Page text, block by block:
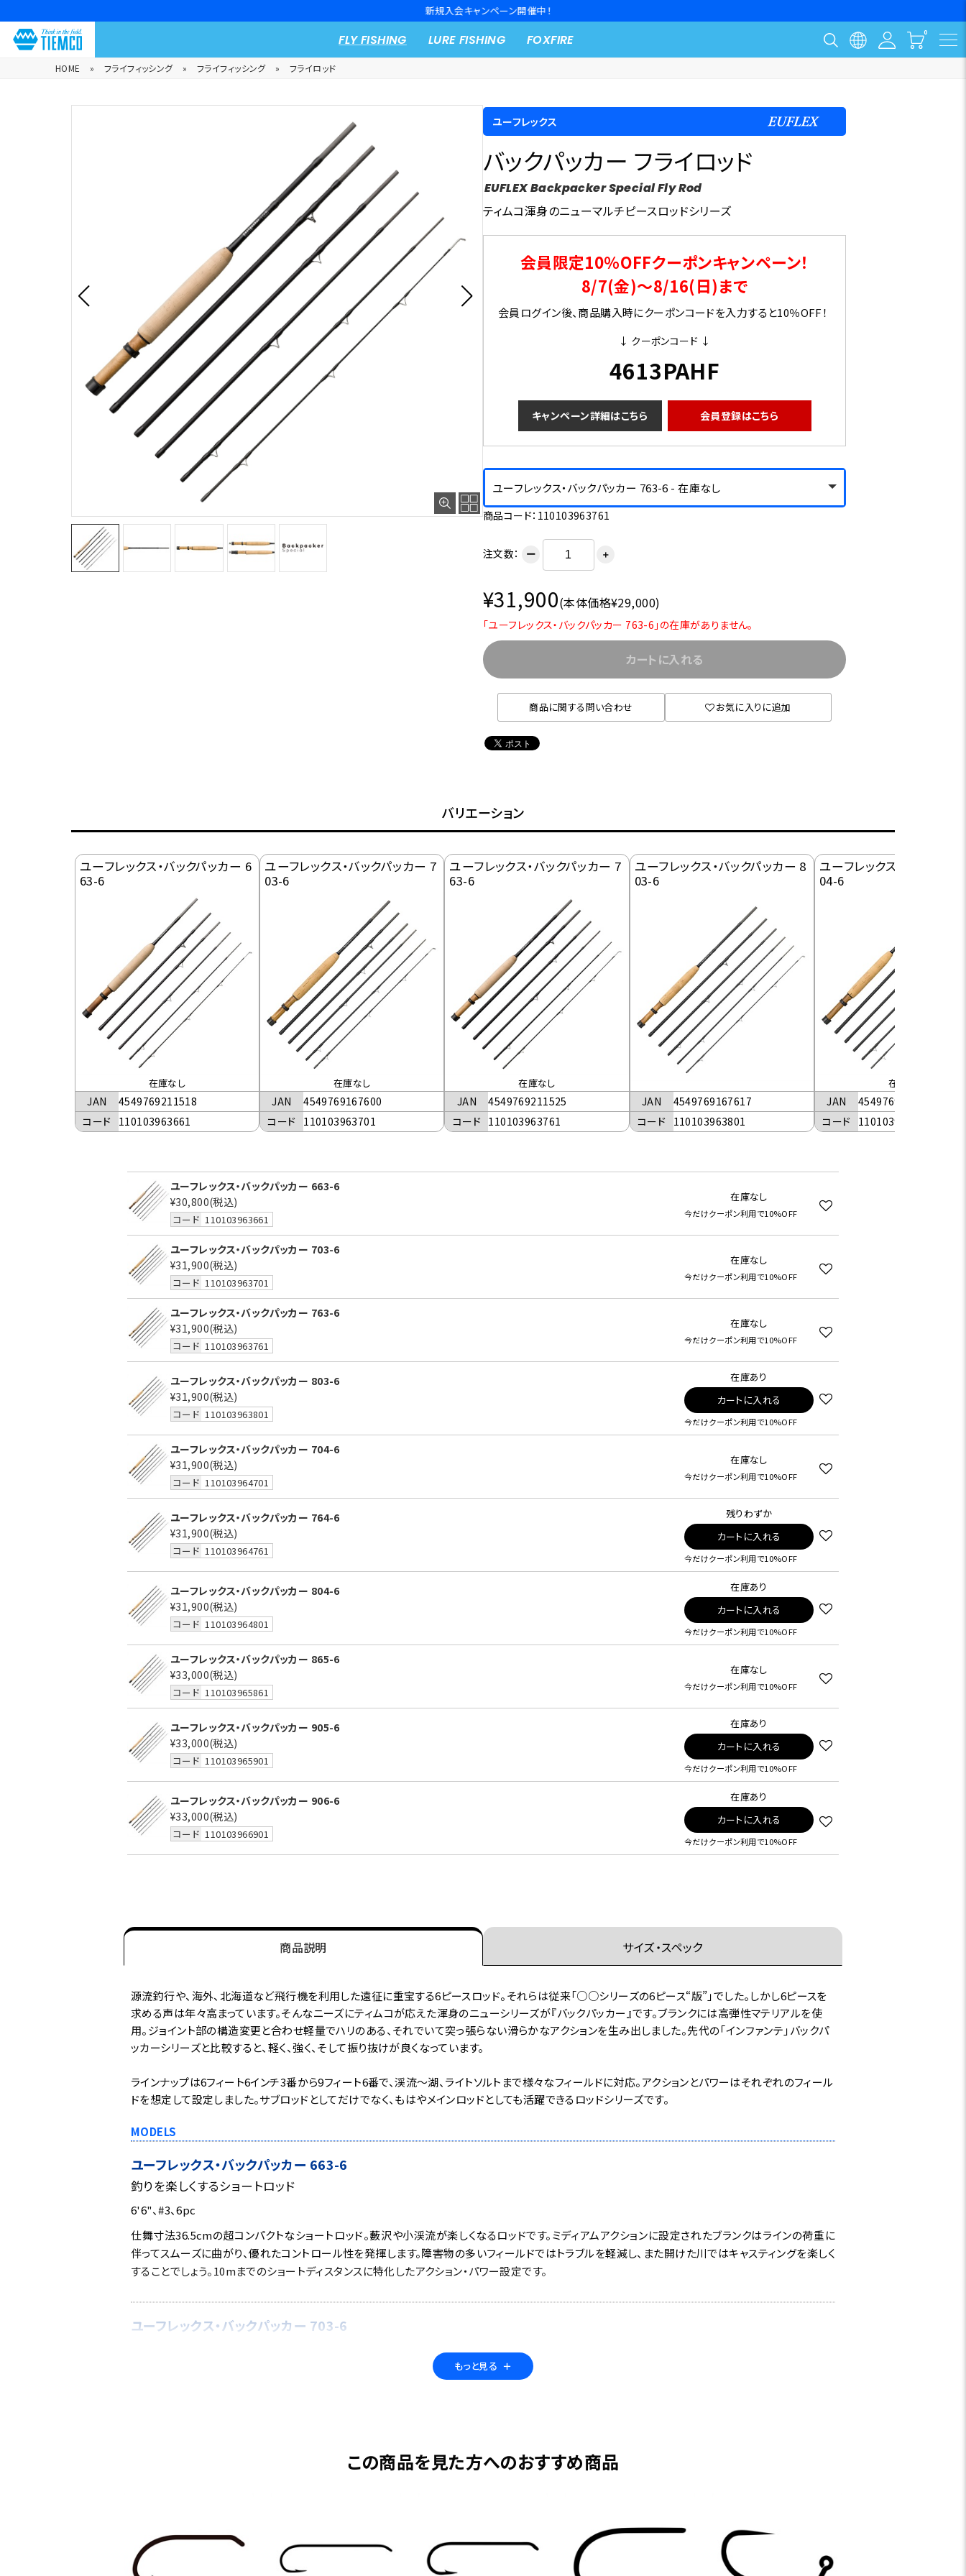
新規入会キャンペーン開催中！
FLY FISHING LURE FISHING FOXFIRE
HOME » フライフィッシング » フライフィッシング » フライロッド
ユーフレックス
バックパッカー フライロッド
EUFLEX Backpacker Special Fly Rod
ティムコ渾身のニューマルチピースロッドシリーズ
会員限定10％OFFクーポンキャンペーン！
8/7(金)～8/16(日)まで
会員ログイン後、商品購入時にクーポンコードを入力すると10％OFF！
↓ クーポンコード ↓
4613PAHF
キャンペーン詳細はこちら 会員登録はこちら
ユーフレックス・バックパッカー 763-6 - 在庫なし
商品コード：110103963761
注文数： ー ＋
¥31,900(本体価格¥29,000)
「ユーフレックス・バックパッカー 763-6」の在庫がありません。
カートに入れる
商品に関する問い合わせ お気に入りに追加
バリエーション
ユーフレックス・バックパッカー 6
63-6
在庫なし
JAN
4549769211518
コード 110103963661
ユーフレックス・バックパッカー 7
03-6
在庫なし
JAN
4549769167600
コード 110103963701
ユーフレックス・バックパッカー 7
63-6
在庫なし
JAN
4549769211525
コード 110103963761
ユーフレックス・バックパッカー 8
03-6
JAN
4549769167617
コード 110103963801
ユーフレックス・バックパッ
04-6
在庫なし
JAN
4549769167624
コード 110103964701
ユーフレックス・バックパッカー 663-6
¥30,800(税込)
コード 110103963661
在庫なし
今だけクーポン利用で10%OFF
ユーフレックス・バックパッカー 703-6
¥31,900(税込)
コード 110103963701
在庫なし
今だけクーポン利用で10%OFF
ユーフレックス・バックパッカー 763-6
¥31,900(税込)
コード 110103963761
在庫なし
今だけクーポン利用で10%OFF
ユーフレックス・バックパッカー 803-6
¥31,900(税込)
コード 110103963801
在庫あり
カートに入れる
今だけクーポン利用で10%OFF
ユーフレックス・バックパッカー 704-6
¥31,900(税込)
コード 110103964701
在庫なし
今だけクーポン利用で10%OFF
ユーフレックス・バックパッカー 764-6
¥31,900(税込)
コード 110103964761
残りわずか
カートに入れる
今だけクーポン利用で10%OFF
ユーフレックス・バックパッカー 804-6
¥31,900(税込)
コード 110103964801
在庫あり
カートに入れる
今だけクーポン利用で10%OFF
ユーフレックス・バックパッカー 865-6
¥33,000(税込)
コード 110103965861
在庫なし
今だけクーポン利用で10%OFF
ユーフレックス・バックパッカー 905-6
¥33,000(税込)
コード 110103965901
在庫あり
カートに入れる
今だけクーポン利用で10%OFF
ユーフレックス・バックパッカー 906-6
¥33,000(税込)
コード 110103966901
在庫あり
カートに入れる
今だけクーポン利用で10%OFF
商品説明 サイズ・スペック
源流釣行や、海外、北海道など飛行機を利用した遠征に重宝する6ピースロッド。それらは従来「○○シリーズの6ピース“版”」でした。しかし6ピースを
求める声は年々高まっています。そんなニーズにティムコが応えた渾身のニューシリーズが『バックパッカー』です。ブランクには高弾性マテリアルを使
用。ジョイント部の構造変更と合わせ軽量でハリのある、それでいて突っ張らない滑らかなアクションを生み出しました。先代の「インファンテ」バックパ
ッカーシリーズと比較すると、軽く、強く、そして振り抜けが良くなっています。
ラインナップは6フィート6インチ3番から9フィート6番で、渓流～湖、ライトソルトまで様々なフィールドに対応。アクションとパワーはそれぞれのフィール
ドを想定して設定しました。サブロッドとしてだけでなく、もはやメインロッドとしても活躍できるロッドシリーズです。
MODELS
ユーフレックス・バックパッカー 663-6
釣りを楽しくするショートロッド
6'6"、#3、6pc
仕舞寸法36.5cmの超コンパクトなショートロッド。藪沢や小渓流が楽しくなるロッドです。ミディアムアクションに設定されたブランクはラインの荷重に
伴ってスムーズに曲がり、優れたコントロール性を発揮します。障害物の多いフィールドではトラブルを軽減し、また開けた川ではキャスティングを楽しく
することでしょう。10mまでのショートディスタンスに特化したアクション・パワー設定です。
ユーフレックス・バックパッカー 703-6
ナナハンの3番は源流域から里川まで幅広くカバーする汎用性の高いスペックです。初めて入渓する川でも安心。スムーズに曲がる素直なミディアムアク
ションで、ビギナーからベテランまでフライパターンを選ばずにお使いいただけます。源流釣りのサブロッドとしてもお勧めで、渓流で最も多投する10m
もっと見る ＋
この商品を見た方へのおすすめ商品